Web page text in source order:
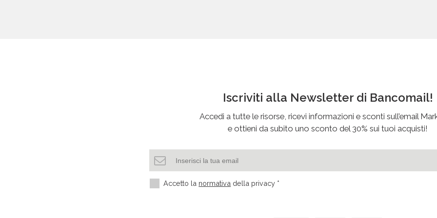
Iscriviti alla Newsletter di Bancomail!
Accedi a tutte le risorse, ricevi informazioni e sconti sull’email
e ottieni da subito uno sconto del 30% sui tuoi acquisti!
Accetto la normativa della privacy *